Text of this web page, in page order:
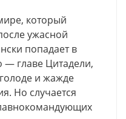
который
ужасной
попадает в
главе Цитадели,
и жажде
Но случается